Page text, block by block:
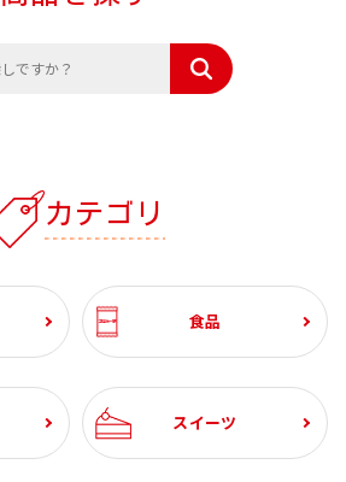
カテゴリ
食品
スイーツ